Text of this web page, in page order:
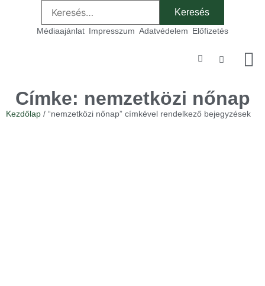
Médiaajánlat Impresszum Adatvédelem Előfizetés
Címke: nemzetközi nőnap
Kezdőlap / “nemzetközi nőnap” címkével rendelkező bejegyzések